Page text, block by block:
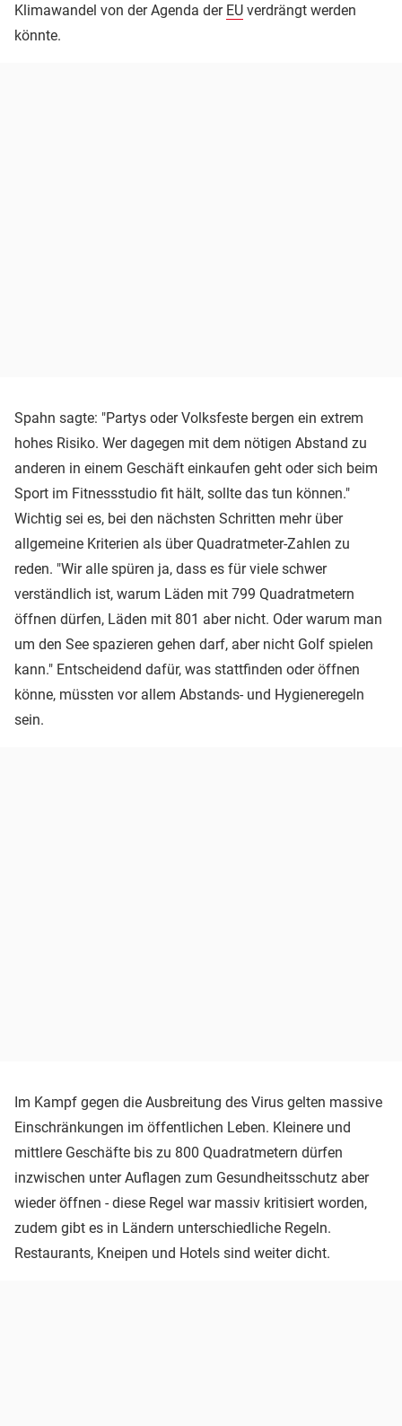
Klimawandel von der Agenda der EU verdrängt werden
könnte.
Spahn sagte: "Partys oder Volksfeste bergen ein extrem
hohes Risiko. Wer dagegen mit dem nötigen Abstand zu
anderen in einem Geschäft einkaufen geht oder sich beim
Sport im Fitnessstudio fit hält, sollte das tun können."
Wichtig sei es, bei den nächsten Schritten mehr über
allgemeine Kriterien als über Quadratmeter-Zahlen zu
reden. "Wir alle spüren ja, dass es für viele schwer
verständlich ist, warum Läden mit 799 Quadratmetern
öffnen dürfen, Läden mit 801 aber nicht. Oder warum man
um den See spazieren gehen darf, aber nicht Golf spielen
kann." Entscheidend dafür, was stattfinden oder öffnen
könne, müssten vor allem Abstands- und Hygieneregeln
sein.
Im Kampf gegen die Ausbreitung des Virus gelten massive
Einschränkungen im öffentlichen Leben. Kleinere und
mittlere Geschäfte bis zu 800 Quadratmetern dürfen
inzwischen unter Auflagen zum Gesundheitsschutz aber
wieder öffnen - diese Regel war massiv kritisiert worden,
zudem gibt es in Ländern unterschiedliche Regeln.
Restaurants, Kneipen und Hotels sind weiter dicht.